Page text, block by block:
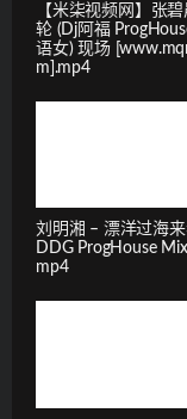
【米柒视频网】张
轮 (Dj阿福
语女) 现场
m].mp4
刘明湘 – 漂洋过海
DDG ProgHouse
mp4